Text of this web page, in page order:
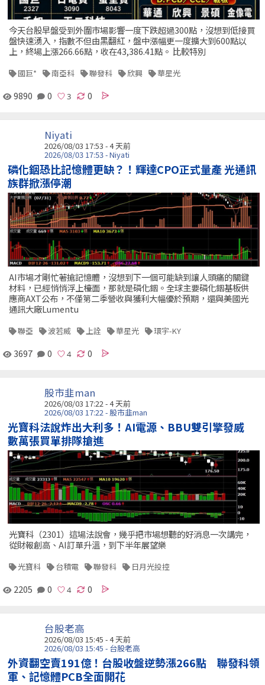
今天台股早盤受到外圍市場影響一度下跌超過300點，沒想到低接買
盤快速湧入，指數不但由黑翻紅，盤中漲幅更一度擴大到600點以
上，終場上漲266.66點，收在43,386.41點。 比較特別
國巨* 南亞科 聯發科 欣興 華星光
9890 0 0
Niyati
2026/08/03 17:53 - 4 天前
2026/08/03 17:53 - Niyati
磷化銦恐比記憶體更缺？！輝達CPO正式量產 光通訊
族群掀漲停潮
AI市場才剛忙著搶記憶體，沒想到下一個可能缺到讓人頭痛的關鍵
材料，已經悄悄浮上檯面，那就是磷化銦。全球主要磷化銦基板供
應商AXT公布，不僅第二季營收與獲利大幅優於預期，還與美國光
通訊大廠Lumentu
聯亞 波若威 上詮 華星光 環宇-KY
3697 0 0
股市韭man
2026/08/03 17:22 - 4 天前
2026/08/03 17:22 - 股市韭man
光寶科法說炸出大利多！AI電源、BBU雙引擎發威
數萬張買單排隊搶進
光寶科（2301）這場法說會，幾乎把市場想聽的好消息一次講完，
從財報創高、AI訂單升溫，到下半年展望樂
光寶科 台積電 聯發科 日月光投控
2205 0 0
台股老高
2026/08/03 15:45 - 4 天前
2026/08/03 15:45 - 台股老高
外資翻空賣191億！台股收盤逆勢漲266點 聯發科領
軍、記憶體PCB全面開花